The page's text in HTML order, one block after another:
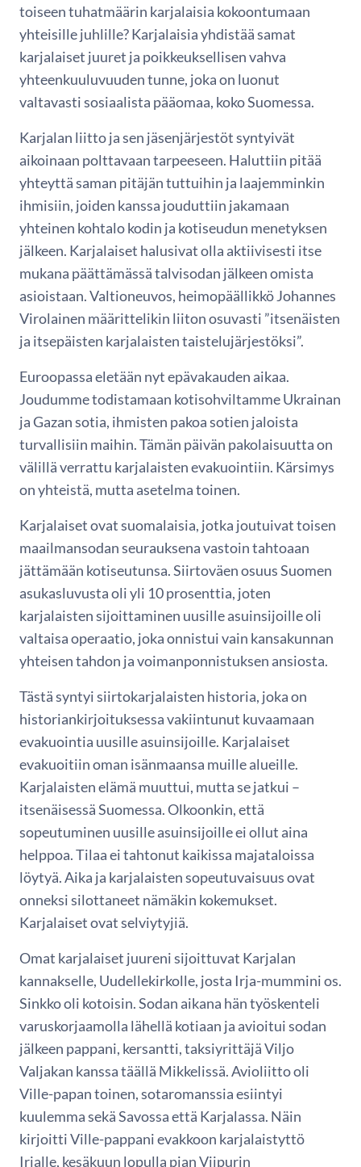
toiseen tuhatmäärin karjalaisia kokoontumaan
yhteisille juhlille? Karjalaisia yhdistää samat
karjalaiset juuret ja poikkeuksellisen vahva
yhteenkuuluvuuden tunne, joka on luonut
valtavasti sosiaalista pääomaa, koko Suomessa.
Karjalan liitto ja sen jäsenjärjestöt syntyivät
aikoinaan polttavaan tarpeeseen. Haluttiin pitää
yhteyttä saman pitäjän tuttuihin ja laajemminkin
ihmisiin, joiden kanssa jouduttiin jakamaan
yhteinen kohtalo kodin ja kotiseudun menetyksen
jälkeen. Karjalaiset halusivat olla aktiivisesti itse
mukana päättämässä talvisodan jälkeen omista
asioistaan. Valtioneuvos, heimopäällikkö Johannes
Virolainen määrittelikin liiton osuvasti ”itsenäisten
ja itsepäisten karjalaisten taistelujärjestöksi”.
Euroopassa eletään nyt epävakauden aikaa.
Joudumme todistamaan kotisohviltamme Ukrainan
ja Gazan sotia, ihmisten pakoa sotien jaloista
turvallisiin maihin. Tämän päivän pakolaisuutta on
välillä verrattu karjalaisten evakuointiin. Kärsimys
on yhteistä, mutta asetelma toinen.
Karjalaiset ovat suomalaisia, jotka joutuivat toisen
maailmansodan seurauksena vastoin tahtoaan
jättämään kotiseutunsa. Siirtoväen osuus Suomen
asukasluvusta oli yli 10 prosenttia, joten
karjalaisten sijoittaminen uusille asuinsijoille oli
valtaisa operaatio, joka onnistui vain kansakunnan
yhteisen tahdon ja voimanponnistuksen ansiosta.
Tästä syntyi siirtokarjalaisten historia, joka on
historiankirjoituksessa vakiintunut kuvaamaan
evakuointia uusille asuinsijoille. Karjalaiset
evakuoitiin oman isänmaansa muille alueille.
Karjalaisten elämä muuttui, mutta se jatkui –
itsenäisessä Suomessa. Olkoonkin, että
sopeutuminen uusille asuinsijoille ei ollut aina
helppoa. Tilaa ei tahtonut kaikissa majataloissa
löytyä. Aika ja karjalaisten sopeutuvaisuus ovat
onneksi silottaneet nämäkin kokemukset.
Karjalaiset ovat selviytyjiä.
Omat karjalaiset juureni sijoittuvat Karjalan
kannakselle, Uudellekirkolle, josta Irja-mummini os.
Sinkko oli kotoisin. Sodan aikana hän työskenteli
varuskorjaamolla lähellä kotiaan ja avioitui sodan
jälkeen pappani, kersantti, taksiyrittäjä Viljo
Valjakan kanssa täällä Mikkelissä. Avioliitto oli
Ville-papan toinen, sotaromanssia esiintyi
kuulemma sekä Savossa että Karjalassa. Näin
kirjoitti Ville-pappani evakkoon karjalaistyttö
Irjalle, kesäkuun lopulla pian Viipurin